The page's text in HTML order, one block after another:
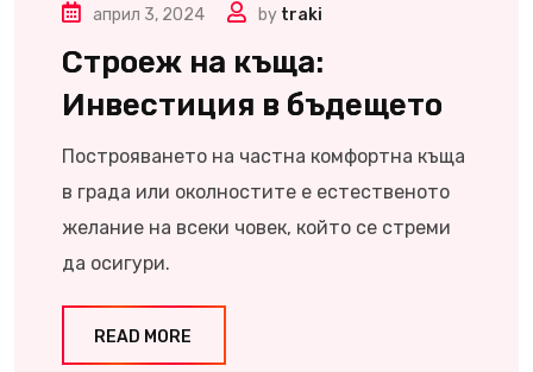
април 3, 2024 by traki
Строеж на къща:
Инвестиция в бъдещето
Построяването на частна комфортна къща
в града или околностите е естественото
желание на всеки човек, който се стреми
да осигури.
READ MORE